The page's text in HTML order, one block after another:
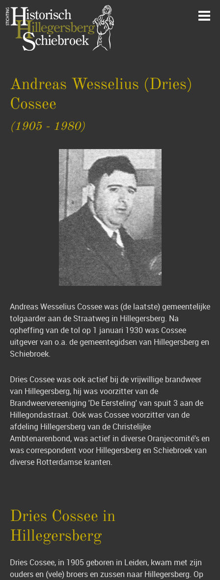
Andreas Wesselius (Dries)
Cossee
(1905 - 1980)
Andreas Wesselius Cossee was (de laatste) gemeentelijke
tolgaarder aan de Straatweg in Hillegersberg. Na
opheffing van de tol op 1 januari 1930 was Cossee
uitgever van o.a. de gemeentegidsen van Hillegersberg en
Schiebroek.
Dries Cossee was ook actief bij de vrijwillige brandweer
van Hillegersberg, hij was voorzitter van de
Brandweervereeniging 'De Eersteling' van spuit 3 aan de
Hillegondastraat. Ook was Cossee voorzitter van de
afdeling Hillegersberg van de Christelijke
Ambtenarenbond, was actief in diverse Oranjecomité's en
was correspondent voor Hillegersberg en Schiebroek van
diverse Rotterdamse kranten.
Dries Cossee in
Hillegersberg
Dries Cossee, in 1905 geboren in Leiden, kwam met zijn
ouders en (vele) broers en zussen naar Hillegersberg. Op